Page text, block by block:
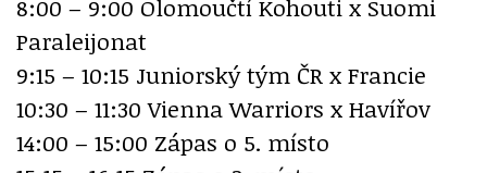
8:00 – 9:00 Olomoučtí Kohouti x Suomi
Paraleijonat
9:15 – 10:15 Juniorský tým ČR x Francie
10:30 – 11:30 Vienna Warriors x Havířov
14:00 – 15:00 Zápas o 5. místo